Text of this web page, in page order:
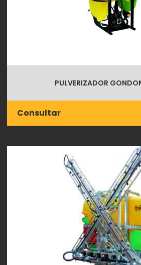
PULVERIZADOR
Consultar